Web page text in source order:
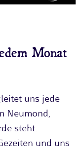
Monat
uns jede
Neumond,
steht.
und uns